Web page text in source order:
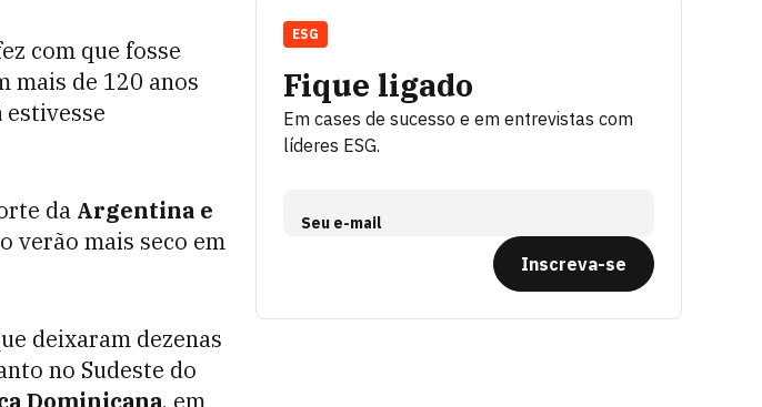
com que fosse
mais de 120 anos
estivesse
da Argentina e
verão mais seco em
deixaram dezenas
no Sudeste do
Dominicana, em
Fique ligado
Em cases de sucesso e em entrevistas com
líderes ESG.
Seu e-mail
Inscreva-se
ESG